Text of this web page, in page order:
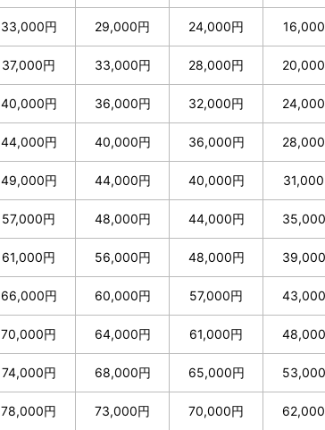
33,000円 29,000円 24,000円
37,000円 33,000円 28,000円
40,000円 36,000円 32,000円
44,000円 40,000円 36,000円
49,000円 44,000円 40,000円
57,000円 48,000円 44,000円
61,000円 56,000円 48,000円
66,000円 60,000円 57,000円
70,000円 64,000円 61,000円
74,000円 68,000円 65,000円
78,000円 73,000円 70,000円